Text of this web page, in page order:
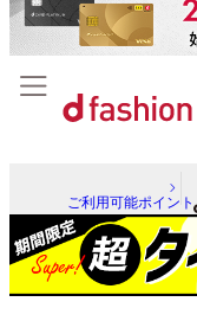
ご利用可能ポイント